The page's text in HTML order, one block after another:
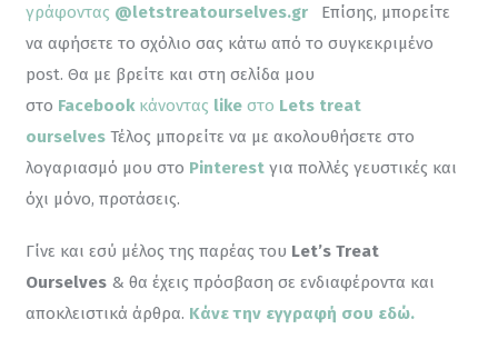
γράφοντας @letstreatourselves.gr
Επίσης, μπορείτε
να αφήσετε το σχόλιο σας κάτω από το συγκεκριμένο
post. Θα με βρείτε και στη σελίδα μου
στο Facebook κάνοντας like στο Lets treat
ourselves Τέλος μπορείτε να με ακολουθήσετε στο
λογαριασμό μου στο Pinterest για πολλές γευστικές και
όχι μόνο, προτάσεις.
Γίνε και εσύ μέλος της παρέας του Let’s Treat
Ourselves & θα έχεις πρόσβαση σε ενδιαφέροντα και
αποκλειστικά άρθρα. Κάνε την εγγραφή σου εδώ.